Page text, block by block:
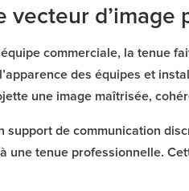
vecteur d’image
commerciale, la tenue
des équipes et
une image maîtrisée,
support de communication
une tenue professionnelle.